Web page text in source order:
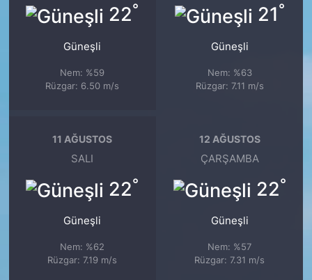
22°
Güneşli
Nem: %59
Rüzgar: 6.50 m/s
21°
Güneşli
Nem: %63
Rüzgar: 7.11 m/s
11 AĞUSTOS
SALI
22°
Güneşli
Nem: %62
Rüzgar: 7.19 m/s
12 AĞUSTOS
ÇARŞAMBA
22°
Güneşli
Nem: %57
Rüzgar: 7.31 m/s